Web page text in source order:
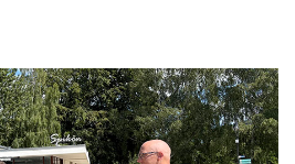
h
e
a
r
a
r
t
i